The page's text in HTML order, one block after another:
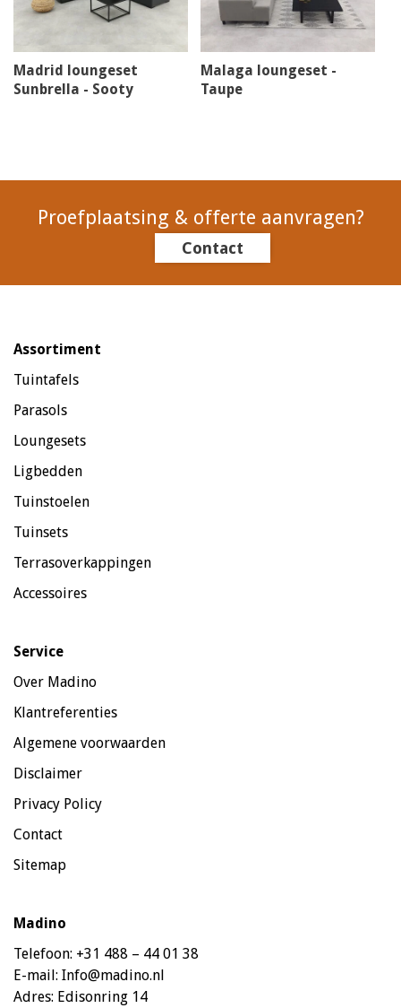
Madrid loungeset
Sunbrella - Sooty
Malaga loungeset -
Taupe
Proefplaatsing & offerte aanvragen?
Contact
Assortiment
Tuintafels
Parasols
Loungesets
Ligbedden
Tuinstoelen
Tuinsets
Terrasoverkappingen
Accessoires
Service
Over Madino
Klantreferenties
Algemene voorwaarden
Disclaimer
Privacy Policy
Contact
Sitemap
Madino
Telefoon: +31 488 – 44 01 38
E-mail: Info@madino.nl
Adres: Edisonring 14